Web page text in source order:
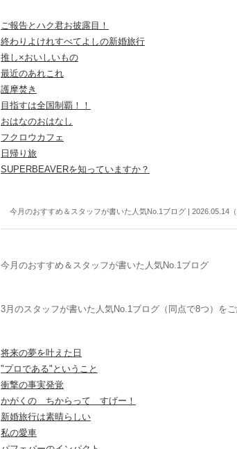
ご報告とハク君お披露目！
終わりよけれすべてよしの新婚旅行
推し×おいしいもの
最近のあれこれ
護摩焚き
目指すは全国制覇！！
おはなのおはなし
フクロウカフェ
日帰り旅
SUPERBEAVERを知っていますか？
今月のおすすめ＆スタッフが書いた人気No.1ブログ | 2026.05.14
今月のおすすめ＆スタッフが書いた人気No.1ブログ
3月のスタッフが書いた人気No.1ブログ（同点で8つ）をご
将来の夢を叶えた日
"プロである"ということ
衝撃の事実発覚
かがくの ちからって すげー！
新婚旅行は素晴らしい
私の愛車